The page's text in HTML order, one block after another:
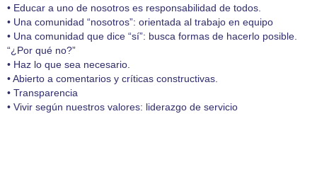
• Educar a uno de nosotros es responsabilidad de todos.
• Una comunidad “nosotros”: orientada al trabajo en equipo
• Una comunidad que dice “sí”: busca formas de hacerlo posible.
“¿Por qué no?”
• Haz lo que sea necesario.
• Abierto a comentarios y críticas constructivas.
• Transparencia
• Vivir según nuestros valores: liderazgo de servicio